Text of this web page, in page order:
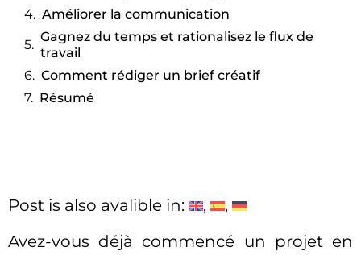
Améliorer la communication
Gagnez du temps et rationalisez le flux de
travail
Comment rédiger un brief créatif
Résumé
Post is also avalible in:
Avez-vous déjà commencé un projet en